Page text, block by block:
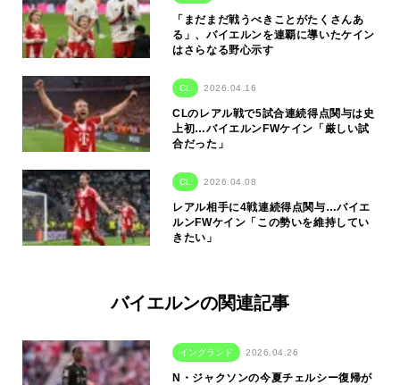
「まだまだ戦うべきことがたくさんあ
る」、バイエルンを連覇に導いたケイン
はさらなる野心示す
CL 2026.04.16
CLのレアル戦で5試合連続得点関与は史
上初…バイエルンFWケイン「厳しい試
合だった」
CL 2026.04.08
レアル相手に4戦連続得点関与…バイエ
ルンFWケイン「この勢いを維持してい
きたい」
バイエルンの関連記事
イングランド 2026.04.26
N・ジャクソンの今夏チェルシー復帰が